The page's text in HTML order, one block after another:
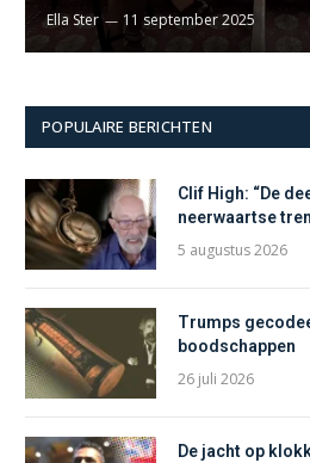
Ella Ster 11 september 2025
POPULAIRE BERICHTEN
Clif High: “De
neerwaartse
5 augustus 2026
Trumps
boodschappen
26 juli 2026
De jacht op